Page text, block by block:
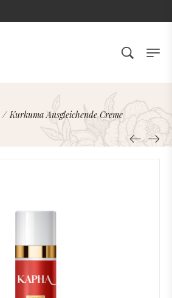
/ Kurkuma Ausgleichende Creme